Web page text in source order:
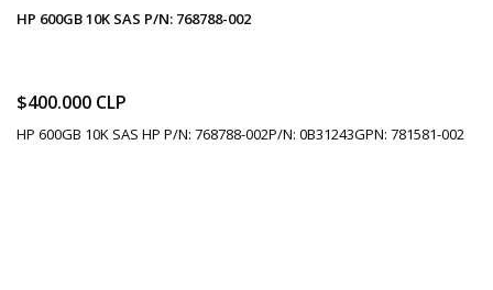
HP 600GB 10K SAS P/N: 768788-002
$400.000 CLP
HP 600GB 10K SAS HP P/N: 768788-002P/N: 0B31243GPN: 781581-002